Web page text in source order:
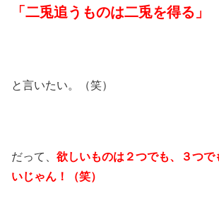
「二兎追うものは二兎を得る」
と言いたい。（笑）
だって、 欲しいものは２つでも、３つで
いじゃん！（笑）